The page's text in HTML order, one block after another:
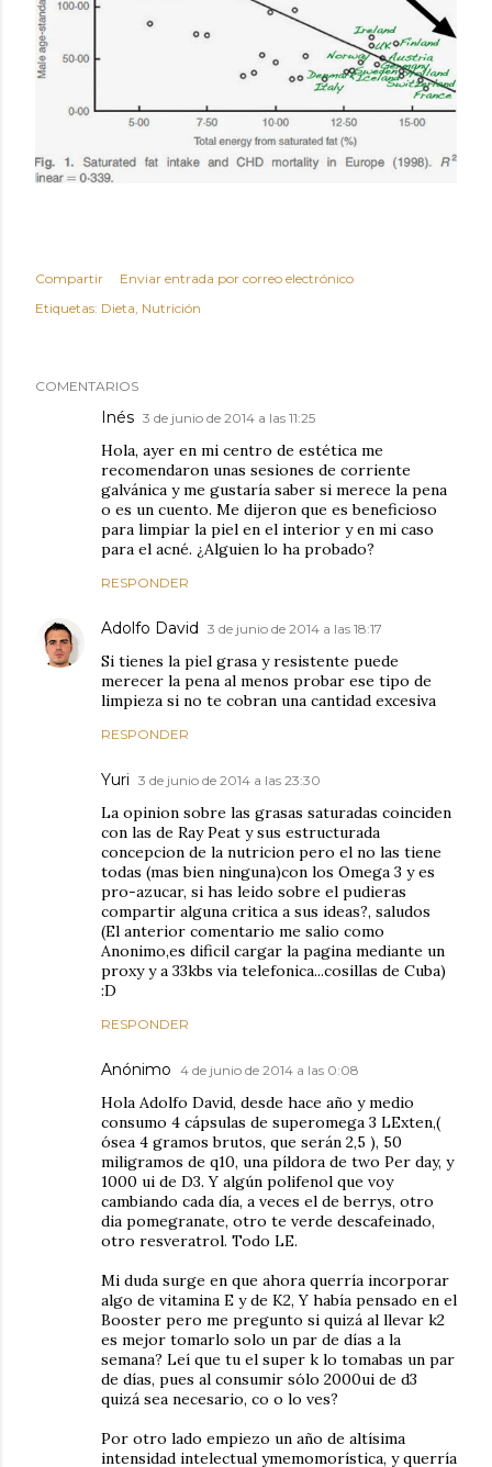
Compartir
Enviar entrada por correo electrónico
Etiquetas: Dieta Nutrición
COMENTARIOS
Inés 3 de junio de 2014 a las 11:25
Hola, ayer en mi centro de estética me
recomendaron unas sesiones de corriente
galvánica y me gustaría saber si merece la pena
o es un cuento. Me dijeron que es beneficioso
para limpiar la piel en el interior y en mi caso
para el acné. ¿Alguien lo ha probado?
RESPONDER
Adolfo David 3 de junio de 2014 a las 18:17
Si tienes la piel grasa y resistente puede
merecer la pena al menos probar ese tipo de
limpieza si no te cobran una cantidad excesiva
RESPONDER
Yuri 3 de junio de 2014 a las 23:30
La opinion sobre las grasas saturadas coinciden
con las de Ray Peat y sus estructurada
concepcion de la nutricion pero el no las tiene
todas (mas bien ninguna)con los Omega 3 y es
pro-azucar, si has leido sobre el pudieras
compartir alguna critica a sus ideas?, saludos
(El anterior comentario me salio como
Anonimo,es dificil cargar la pagina mediante un
proxy y a 33kbs via telefonica...cosillas de Cuba)
:D
RESPONDER
Anónimo 4 de junio de 2014 a las 0:08
Hola Adolfo David, desde hace año y medio
consumo 4 cápsulas de superomega 3 LExten,(
ósea 4 gramos brutos, que serán 2,5 ), 50
miligramos de q10, una píldora de two Per day, y
1000 ui de D3. Y algún polifenol que voy
cambiando cada día, a veces el de berrys, otro
dia pomegranate, otro te verde descafeinado,
otro resveratrol. Todo LE.
Mi duda surge en que ahora querría incorporar
algo de vitamina E y de K2, Y había pensado en el
Booster pero me pregunto si quizá al llevar k2
es mejor tomarlo solo un par de días a la
semana? Leí que tu el super k lo tomabas un par
de días, pues al consumir sólo 2000ui de d3
quizá sea necesario, co o lo ves?
Por otro lado empiezo un año de altísima
intensidad intelectual ymemomorística, y querría